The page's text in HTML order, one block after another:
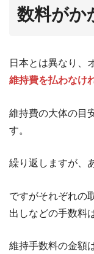
数料がか
日本とは異なり、
維持費を払わなけ
維持費の大体の目
す。
繰り返しますが、
ですがそれぞれの
出しなどの手数料
維持手数料の金額